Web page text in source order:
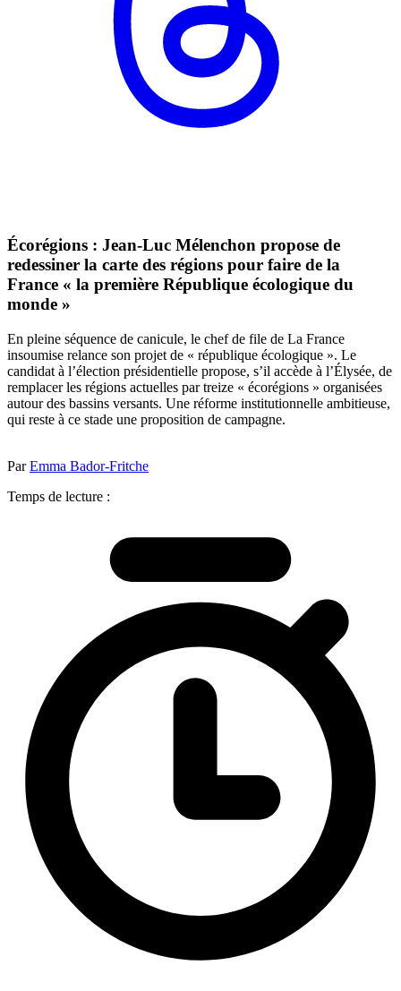
Écorégions : Jean-Luc Mélenchon propose de
redessiner la carte des régions pour faire de la
France « la première République écologique du
monde »
En pleine séquence de canicule, le chef de file de La France
insoumise relance son projet de « république écologique ». Le
candidat à l’élection présidentielle propose, s’il accède à l’Élysée, de
remplacer les régions actuelles par treize « écorégions » organisées
autour des bassins versants. Une réforme institutionnelle ambitieuse,
qui reste à ce stade une proposition de campagne.
ParEmma Bador-Fritche
Temps de lecture :